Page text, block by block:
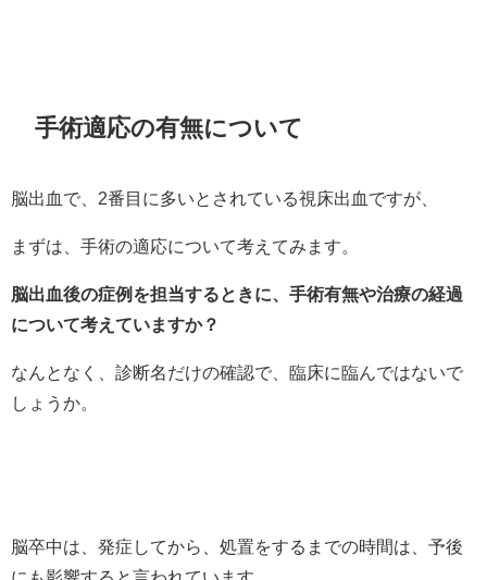
手術適応の有無について
脳出血で、2番目に多いとされている視床出血ですが、
まずは、手術の適応について考えてみます。
脳出血後の症例を担当するときに、手術有無や治療の経過
について考えていますか？
なんとなく、診断名だけの確認で、臨床に臨んではないで
しょうか。
脳卒中は、発症してから、処置をするまでの時間は、予後